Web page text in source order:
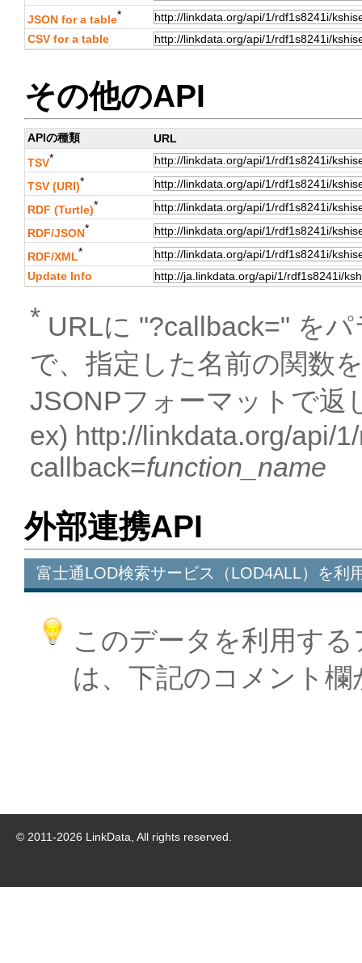
JSON for a table*
CSV for a table
その他のAPI
APIの種類
URL
TSV*
TSV (URI)*
RDF (Turtle)*
RDF/JSON*
RDF/XML*
Update Info
* URLに "?callback=" を
で、指定した名前の関数
JSONPフォーマットで返
ex) http://linkdata.org/api/
callback=function_name
外部連携API
富士通LOD検索サービス（LOD4ALL）を利
このデータを利用す
は、下記のコメント
© 2011-2026 LinkData, All rights reserved.